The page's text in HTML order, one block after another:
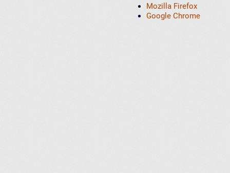
Mozilla Firefox
Google Chrome